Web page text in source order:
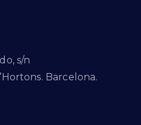
s/n
Barcelona.